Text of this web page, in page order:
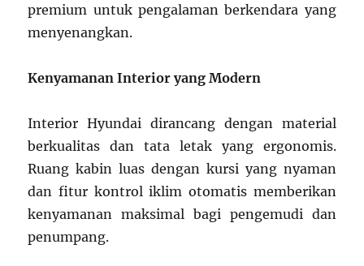
premium untuk pengalaman berkendara yang
menyenangkan.
Kenyamanan Interior yang Modern
Interior Hyundai dirancang dengan material
berkualitas dan tata letak yang ergonomis.
Ruang kabin luas dengan kursi yang nyaman
dan fitur kontrol iklim otomatis memberikan
kenyamanan maksimal bagi pengemudi dan
penumpang.